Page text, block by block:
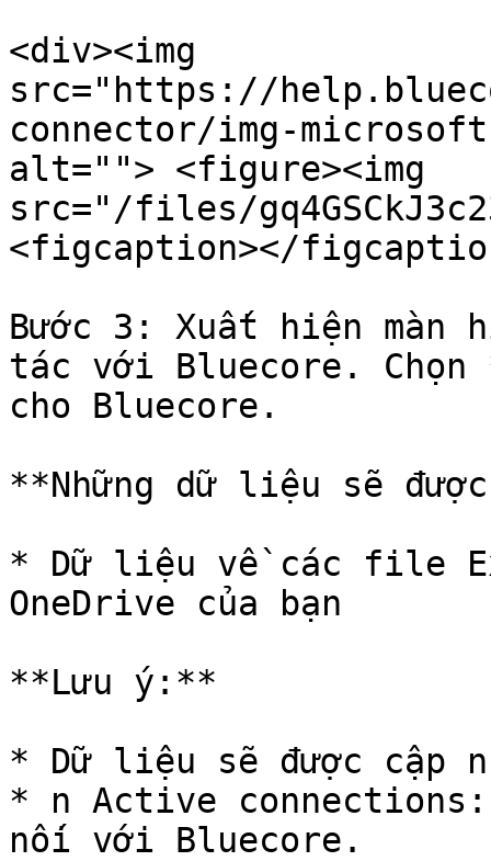
<div><img
src="https://
connector/img-
alt=""> <figure><img
src="/files/
<figcaption></
Bước 3: Xuất hiện màn
tác với Bluecore. Chọn
cho Bluecore.
**Những dữ liệu sẽ
* Dữ liệu về các file
OneDrive của bạn
**Lưu ý:**
* Dữ liệu sẽ được cập
* n Active
nối với Bluecore.